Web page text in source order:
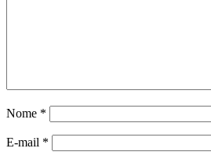
Nome *
E-mail *